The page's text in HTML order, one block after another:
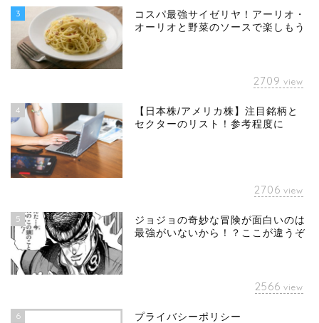
3
コスパ最強サイゼリヤ！アーリオ・
オーリオと野菜のソースで楽しもう
2709 view
4
【日本株/アメリカ株】注目銘柄と
セクターのリスト！参考程度に
2706 view
5
ジョジョの奇妙な冒険が面白いのは
最強がいないから！？ここが違うぞ
2566 view
6 プライバシーポリシー